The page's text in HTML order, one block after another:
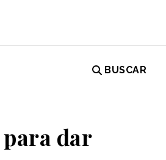
BUSCAR
dar